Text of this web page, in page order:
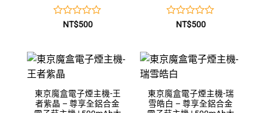
滿
分
5
NT$500
滿
分
5
NT$500
東京魔盒電子煙主機-王
者紫晶 – 尊享全鋁合金
東京魔盒電子煙主機-瑞
雪皓白 – 尊享全鋁合金